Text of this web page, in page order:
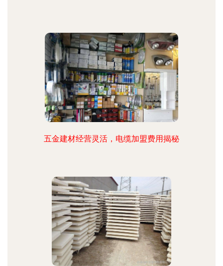
五金建材经营灵活，电缆加盟费用揭秘